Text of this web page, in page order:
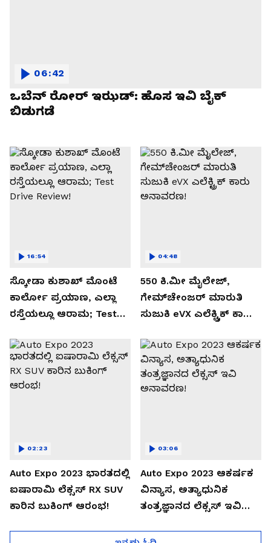
ಒಬೆನ್ ರೋರ್ ಇಝಡ್: ಹೊಸ ಇವಿ ಬೈಕ್
ಬಿಡುಗಡೆ
06:42
ಸ್ಕೋಡಾ ಕುಶಾಖ್ ಮೊಂಟೆ
ಕಾರ್ಲೋ ಪ್ರಯಾಣ, ಎಲ್ಲಾ
ರಸ್ತೆಯಲ್ಲೂ ಆರಾಮ; Test
16:54
550 ಕಿ.ಮೀ ಮೈಲೇಜ್,
ಗೇಮ್‌ಚೇಂಜರ್ ಮಾರುತಿ
ಸುಜುಕಿ eVX ಎಲೆಕ್ಟ್ರಿಕ್ ಕಾರು
04:48
Auto Expo 2023 ಭಾರತದಲ್ಲಿ
ಐಷಾರಾಮಿ ಲೆಕ್ಸಸ್ RX SUV
ಕಾರಿನ ಬುಕಿಂಗ್ ಆರಂಭ!
02:23
Auto Expo 2023 ಆಕರ್ಷಕ
ವಿನ್ಯಾಸ, ಅತ್ಯಾಧುನಿಕ
ತಂತ್ರಜ್ಞಾನದ ಲೆಕ್ಸಸ್ ಇವಿ
03:06